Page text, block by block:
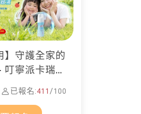
】守護全家的
叮寧派卡瑞丁
防蚊液
已報名:411 /100